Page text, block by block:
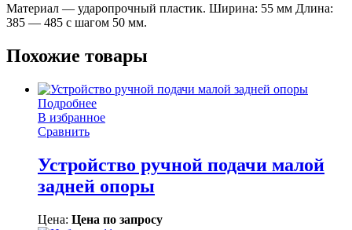
Материал — ударопрочный пластик. Ширина: 55 мм Длина:
385 — 485 с шагом 50 мм.
Похожие товары
Подробнее
В избранное
Сравнить
Устройство ручной подачи малой
задней опоры
Цена: Цена по запросу